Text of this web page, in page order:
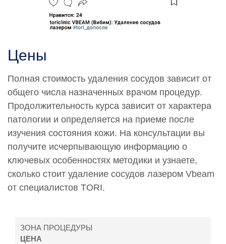
Цены
Полная стоимость удаления сосудов зависит от
общего числа назначенных врачом процедур.
Продолжительность курса зависит от характера
патологии и определяется на приеме после
изучения состояния кожи. На консультации вы
получите исчерпывающую информацию о
ключевых особенностях методики и узнаете,
сколько стоит удаление сосудов лазером Vbeam
от специалистов TORI.
ЗОНА ПРОЦЕДУРЫ
ЦЕНА